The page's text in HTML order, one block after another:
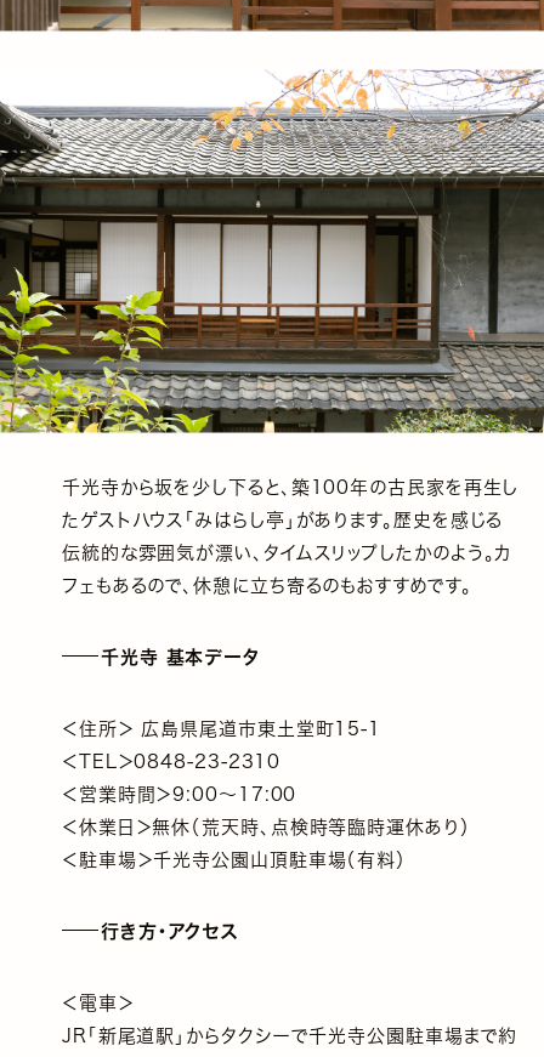
千光寺から坂を少し下ると、築100年の古民家を再生し
たゲストハウス「みはらし亭」があります。歴史を感じる
伝統的な雰囲気が漂い、タイムスリップしたかのよう。カ
フェもあるので、休憩に立ち寄るのもおすすめです。
千光寺 基本データ
＜住所＞ 広島県尾道市東土堂町15-1
＜TEL＞0848-23-2310
＜営業時間＞9:00〜17:00
＜休業日＞無休（荒天時、点検時等臨時運休あり）
＜駐車場＞千光寺公園山頂駐車場（有料）
行き方・アクセス
＜電車＞
JR「新尾道駅」からタクシーで千光寺公園駐車場まで約